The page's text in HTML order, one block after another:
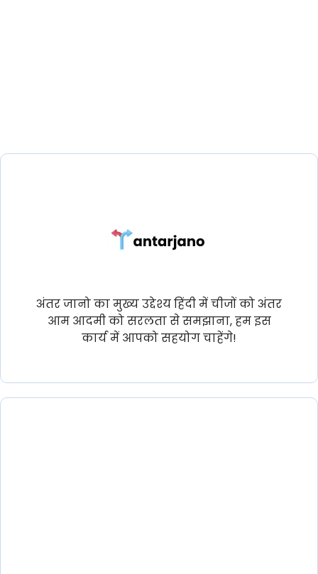
अंतर जानो का मुख्य उद्देश्य हिंदी में चीजों को अंतर
आम आदमी को सरलता से समझाना, हम इस
कार्य में आपको सहयोग चाहेंगे!